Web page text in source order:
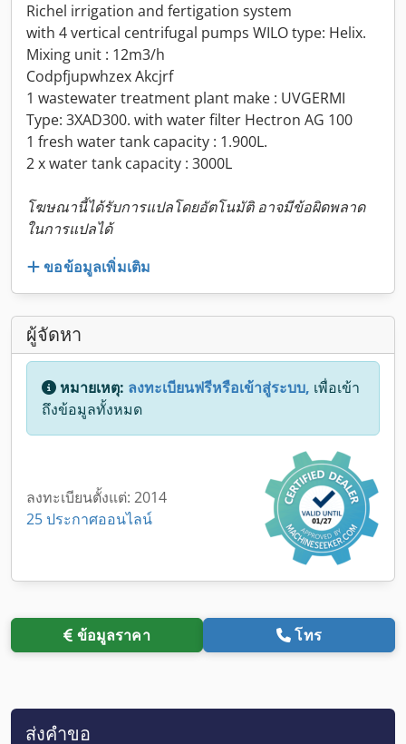
Richel irrigation and fertigation system
with 4 vertical centrifugal pumps WILO type: Helix.
Mixing unit : 12m3/h
Codpfjupwhzex Akcjrf
1 wastewater treatment plant make : UVGERMI
Type: 3XAD300. with water filter Hectron AG 100
1 fresh water tank capacity : 1.900L.
2 x water tank capacity : 3000L
โฆษณานี้ได้รับการแปลโดยอัตโนมัติ อาจมีข้อผิดพลาด
ในการแปลได้
ขอข้อมูลเพิ่มเติม
ผู้จัดหา
หมายเหตุ: ลงทะเบียนฟรีหรือเข้าสู่ระบบ, เพื่อเข้า
ถึงข้อมูลทั้งหมด
ลงทะเบียนตั้งแต่: 2014
25 ประกาศออนไลน์
ข้อมูลราคา โทร
ส่งคำขอ